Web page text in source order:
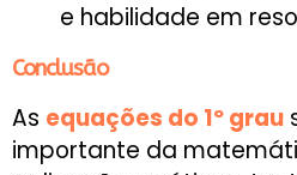
e habilidade em
Conclusão
As equações do 1º grau
importante da